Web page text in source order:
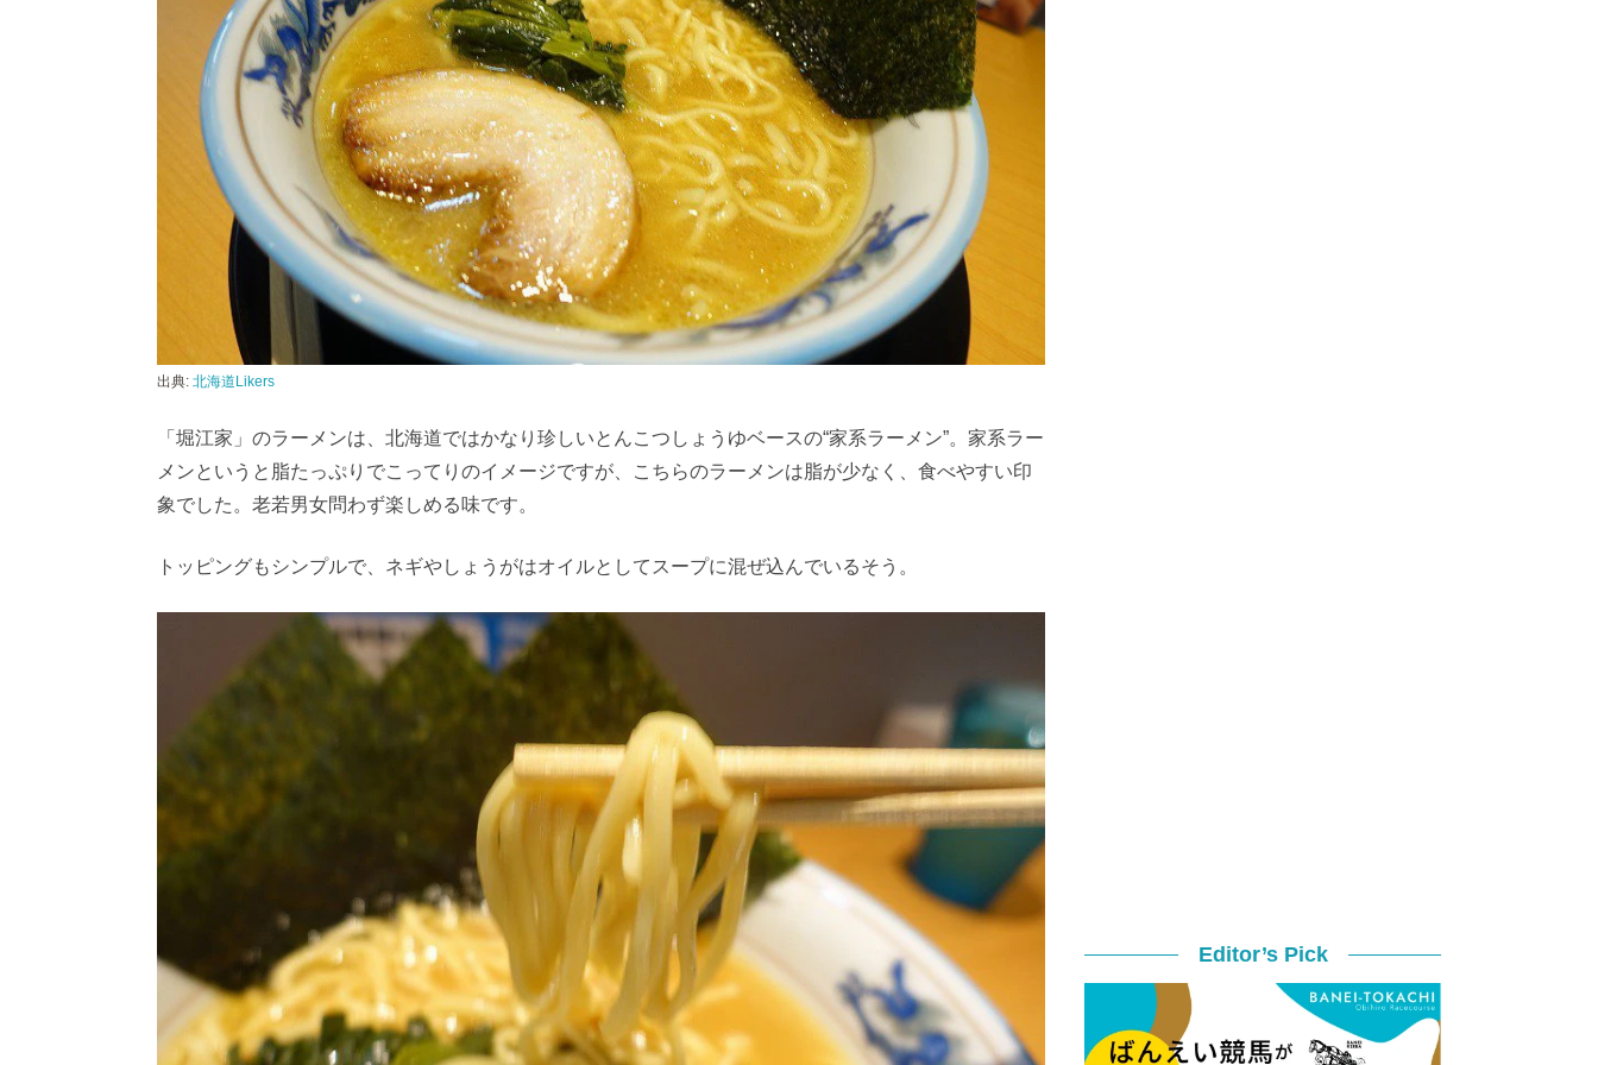
出典: 北海道Likers
「堀江家」のラーメンは、北海道ではかなり珍しいとんこつしょうゆベースの“家系ラーメン”。家系ラー
メンというと脂たっぷりでこってりのイメージですが、こちらのラーメンは脂が少なく、食べやすい印
象でした。老若男女問わず楽しめる味です。
トッピングもシンプルで、ネギやしょうがはオイルとしてスープに混ぜ込んでいるそう。
Editor’s Pick